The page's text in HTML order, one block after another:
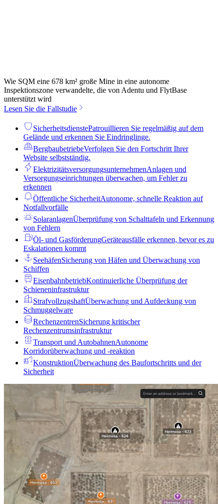
Wie SQM eine 678 km² große Mine in eine autonome
Inspektionszone verwandelte, die von Adentu und FlytBase
unterstützt wird
Lesen Sie die Fallstudie
SicherheitsdienstePatrouillieren Sie regelmäßig auf dem
Gelände und erkennen Sie Eindringlinge.
BergbaubetriebeVerfolgen Sie den Fortschritt Ihrer
Website selbstständig.
ElektrizitätsversorgungsunternehmenAnlagen und
Versorgungseinrichtungen überwachen, um Fehler zu
erkennen
Öffentliche SicherheitAutonome, schnelle Reaktion auf
Notfallvorfälle
SolaranlagenÜberprüfung von Schalttafeln und Erkennung
von Fehlern
Öl- und GasförderungGeräteausfälle erkennen, bevor es zu
Eskalationen kommt
SeehäfenSicherung von Häfen und Überwachung von
Schiffen
EisenbahnbetriebKontinuierliche Überprüfung der
Schieneninfrastruktur
StrafvollzugshaftÜberwachung und Aufdeckung von
Schmuggelware
RechenzentrenSicherung kritischer
Rechenzentrumsinfrastruktur
Transport und AutobahnenAutonome
Korridorüberwachung und -reaktion
KonstruktionÜberwachung des Baufortschritts und der
Sicherheit